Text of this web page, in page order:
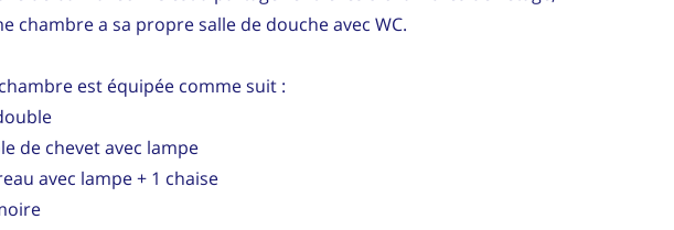
chambre a sa propre salle de douche avec WC.
est équipée comme suit :
de chevet avec lampe
avec lampe + 1 chaise